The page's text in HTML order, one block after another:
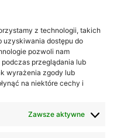
z technologii, takich
uzyskiwania dostępu do
pozwoli nam
przeglądania lub
wyrażenia zgody lub
na niektóre cechy i
Zawsze aktywne